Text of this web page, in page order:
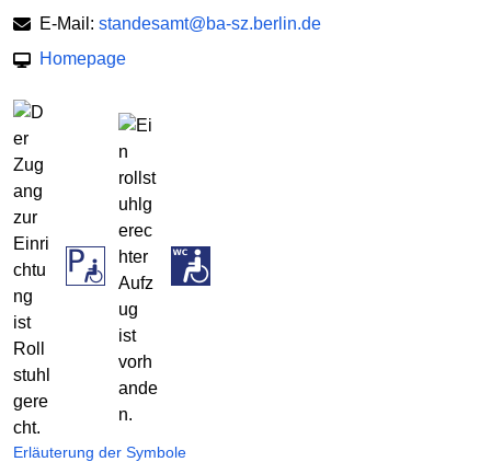
E-Mail: standesamt@ba-sz.berlin.de
Homepage
Erläuterung der Symbole